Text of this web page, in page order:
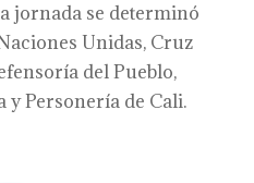
jornada se determinó
Unidas, Cruz
del Pueblo,
Personería de Cali.